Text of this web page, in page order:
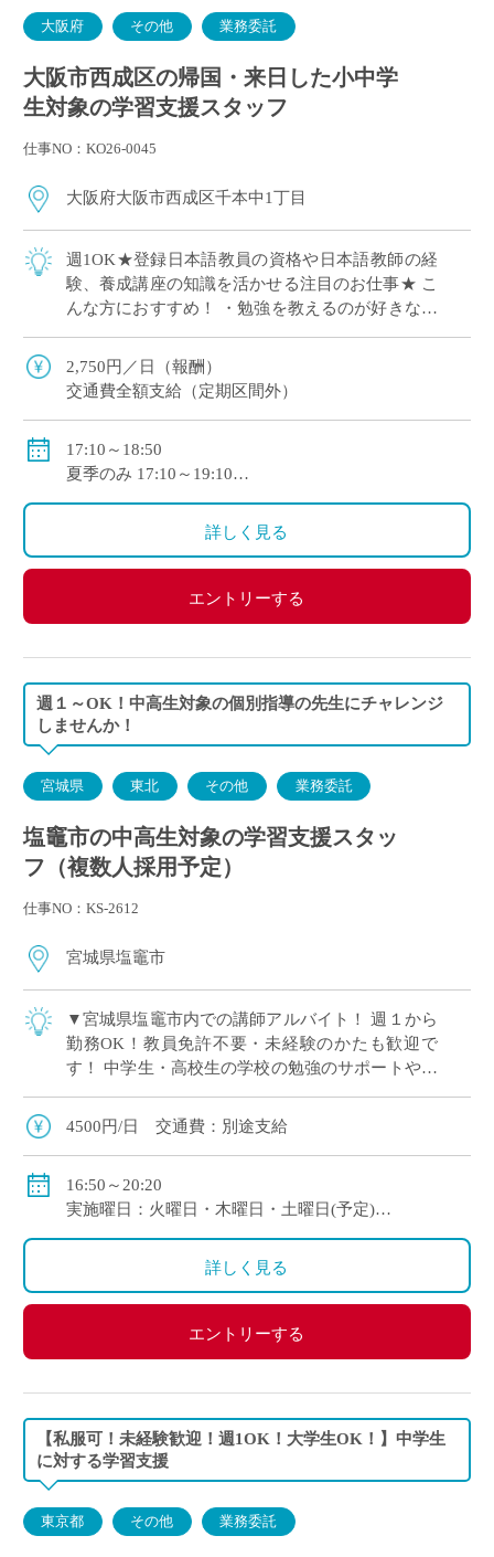
大阪府 その他 業務委託
大阪市西成区の帰国・来日した小中学
生対象の学習支援スタッフ
仕事NO：KO26-0045
大阪府大阪市西成区千本中1丁目
週1OK★登録日本語教員の資格や日本語教師の経
験、養成講座の知識を活かせる注目のお仕事★ こ
んな方におすすめ！ ・勉強を教えるのが好きな方
ながりのあるお子さんの将来に力を貸 […]
2,750円／日（報酬）
交通費全額支給（定期区間外）
17:10～18:50
夏季のみ 17:10～19:10
詳しく見る
エントリーする
週１～OK！中高生対象の個別指導の先生にチャレンジ
しませんか！
宮城県 東北 その他 業務委託
塩竈市の中高生対象の学習支援スタッ
フ（複数人採用予定）
仕事NO：KS-2612
宮城県塩竈市
▼宮城県塩竈市内での講師アルバイト！ 週１から
勤務OK！教員免許不要・未経験のかたも歓迎で
す！ 中学生・高校生の学校の勉強のサポートや受
もの成長をいっしょに喜び、やりがいを感 […]
4500円/日 交通費：別途支給
16:50～20:20
実施曜日：火曜日・木曜日・土曜日(予定)
詳しく見る
エントリーする
【私服可！未経験歓迎！週1OK！大学生OK！】中学生
に対する学習支援
東京都 その他 業務委託